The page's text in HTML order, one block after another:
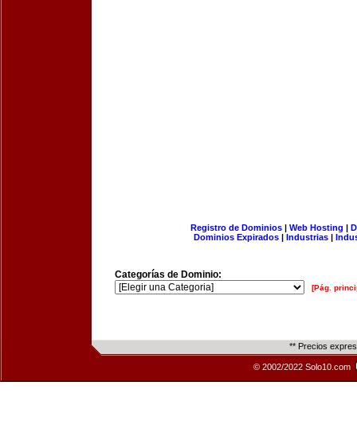
Registro de Dominios| Web Hosting |
Dominios Expirados | Industrias |
Categorías de Dominio:
[Pág.
** Precios
© 2002/2022 Solo10.com